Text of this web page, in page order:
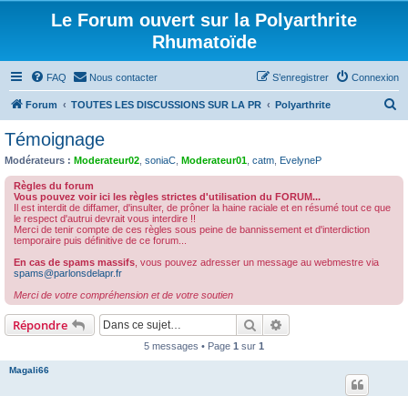
Le Forum ouvert sur la Polyarthrite
Rhumatoïde
FAQ Nous contacter Connexion
S’enregistrer
Forum TOUTES LES DISCUSSIONS SUR LA PR Polyarthrite
Témoignage
Modérateurs : Moderateur02 soniaC Moderateur01 catm EvelyneP
Règles du forum
Vous pouvez voir ici les règles strictes d'utilisation du FORUM...
Il est interdit de diffamer, d'insulter, de prôner la haine raciale et en résumé tout ce que
le respect d'autrui devrait vous interdire !!
Merci de tenir compte de ces règles sous peine de bannissement et d'interdiction
temporaire puis définitive de ce forum...
En cas de spams massifs , vous pouvez adresser un message au webmestre via
spams@parlonsdelapr.fr
Merci de votre compréhension et de votre soutien
Répondre Rechercher
5 messages • Page 1 sur 1
Magali66